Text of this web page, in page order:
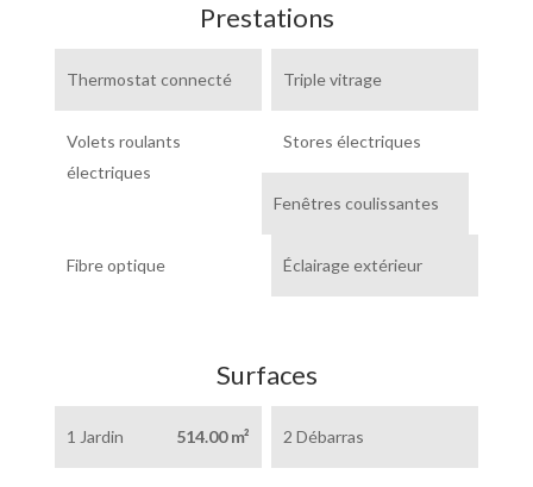
Prestations
Thermostat connecté Triple vitrage
Volets roulants
électriques
Stores électriques
Fenêtres coulissantes
Éclairage extérieur
Fibre optique
Surfaces
1 Jardin 514.00 m² 2 Débarras